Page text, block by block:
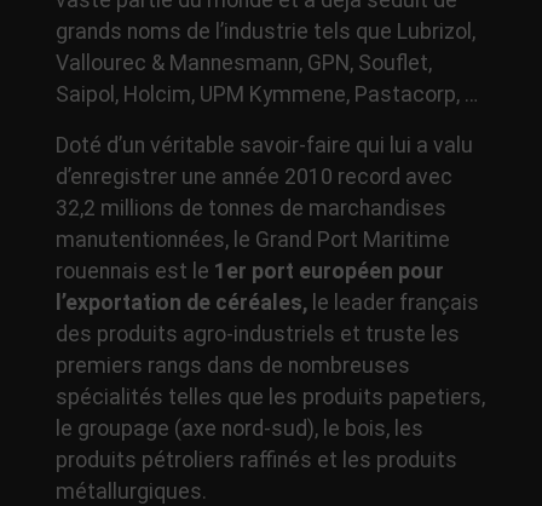
grands noms de l’industrie tels que Lubrizol,
Vallourec & Mannesmann, GPN, Souflet,
Saipol, Holcim, UPM Kymmene, Pastacorp, …
Doté d’un véritable savoir-faire qui lui a valu
d’enregistrer une année 2010 record avec
32,2 millions de tonnes de marchandises
manutentionnées, le Grand Port Maritime
rouennais est le 1er port européen pour
l’exportation de céréales,le leader français
des produits agro-industriels et truste les
premiers rangs dans de nombreuses
spécialités telles que les produits papetiers,
le groupage (axe nord-sud), le bois, les
produits pétroliers raffinés et les produits
métallurgiques.